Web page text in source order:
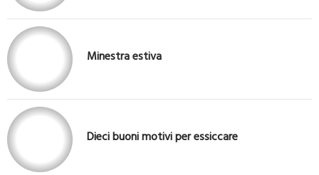
Minestra estiva
Dieci buoni motivi per essiccare